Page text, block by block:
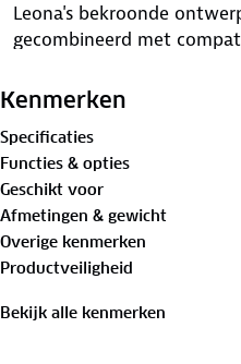
Leona's bekroonde
gecombineerd met
Leona² het hoogste
is.
Hij combineert maximaal
kasseien - geen probleem.
voorwielvergrendeling
het nu regen of
zonneklep houdt je baby
dat de baby comfortabel
Kenmerken
Specificaties
Functies & opties
Geschikt voor
Afmetingen & gewicht
Overige kenmerken
Productveiligheid
Bekijk alle kenmerken